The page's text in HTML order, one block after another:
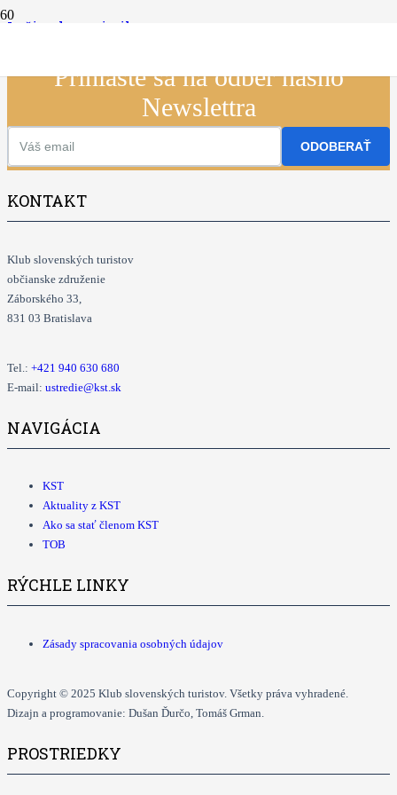
Lyžiarska turistika
Prihláste sa na odber nášho
Newslettra
ODOBERAŤ
KONTAKT
Klub slovenských turistov
občianske združenie
Záborského 33,
831 03 Bratislava
Tel.: +421 940 630 680
E-mail: ustredie@kst.sk
NAVIGÁCIA
KST
Aktuality z KST
Ako sa stať členom KST
TOB
RÝCHLE LINKY
Zásady spracovania osobných údajov
Copyright © 2025 Klub slovenských turistov. Všetky práva vyhradené.
Dizajn a programovanie: Dušan Ďurčo, Tomáš Grman.
PROSTRIEDKY